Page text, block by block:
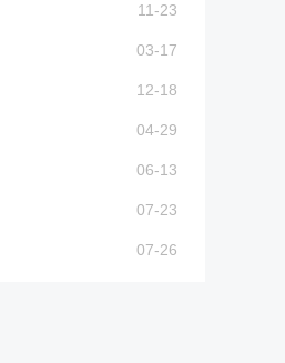
11-23
03-17
12-18
04-29
06-13
07-23
07-26